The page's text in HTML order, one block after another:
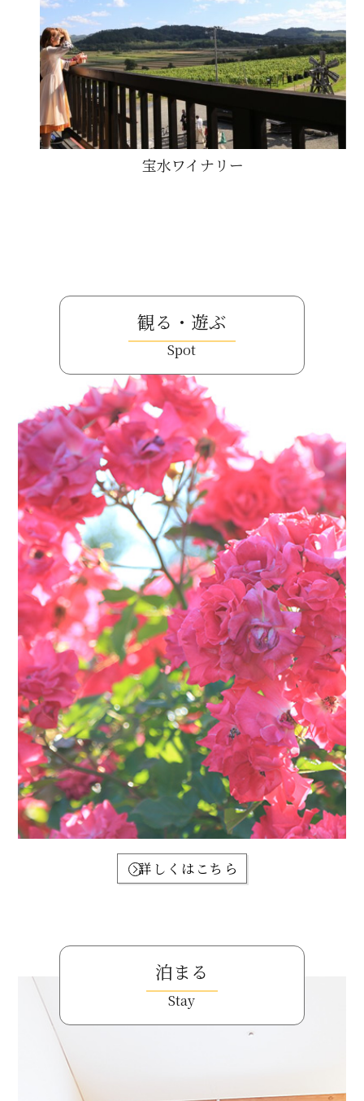
宝水ワイナリー
観る・遊ぶ
Spot
詳しくはこちら
泊まる
Stay